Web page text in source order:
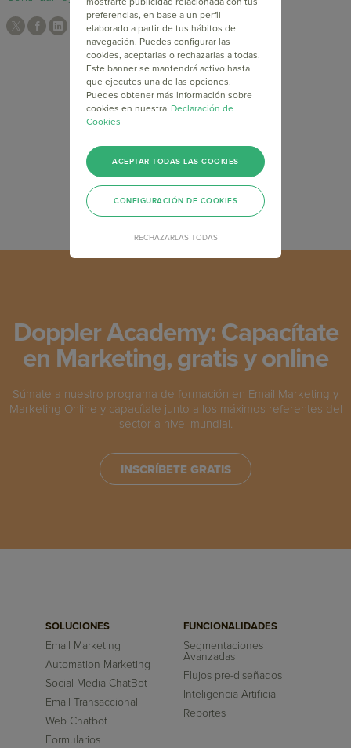
Doppler Academy: Capacítate
en Marketing, gratis y online
Súmate a nuestro programa de formación en Email Marketing y
Marketing Online y capacítate junto a los máximos referentes del
sector a nivel mundial.
INSCRÍBETE GRATIS
SOLUCIONES
Email Marketing
Automation Marketing
Social Media ChatBot
Email Transaccional
Web Chatbot
Formularios
FUNCIONALIDADES
Segmentaciones
Avanzadas
Flujos pre-diseñados
Inteligencia Artificial
Reportes
preferencias, en base a un perfil
elaborado a partir de tus hábitos de
navegación. Puedes configurar las
cookies, aceptarlas o rechazarlas a todas.
Este banner se mantendrá activo hasta
que ejecutes una de las opciones.
Puedes obtener más información sobre
cookies en nuestra Declaración de
Cookies
RECHAZARLAS TODAS
ACEPTAR TODAS LAS COOKIES
CONFIGURACIÓN DE COOKIES